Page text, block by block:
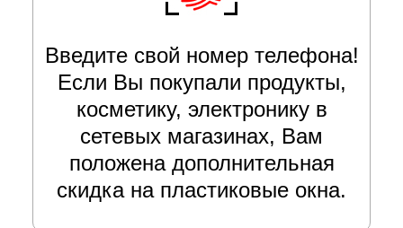
Введите свой номер телефона!
Если Вы покупали продукты,
косметику, электронику в
сетевых магазинах, Вам
положена дополнительная
скидка на пластиковые окна.